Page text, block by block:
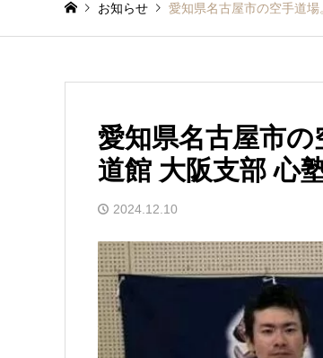
お知らせ 愛知県名古屋市の空手道
愛知県名古屋市
道館 大阪支部 心
2024.12.10